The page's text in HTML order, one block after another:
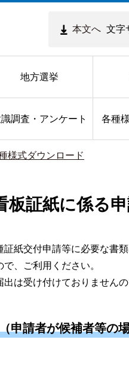
本文へ 文字
地方選挙
調査・アンケート 各種
様式ダウンロード
板証紙に係る
証紙交付申請等に必要な書
、ご利用ください。
は受け付けておりません
申請者が候補者等の